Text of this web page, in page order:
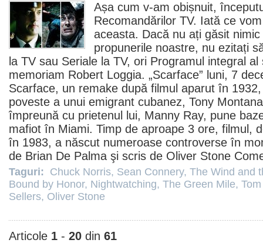
Așa cum v-am obișnuit,
Recomandărilor TV. Iată ce
aceasta. Dacă nu ați găsit
propunerile noastre, nu ezitați
la TV sau Seriale la TV, ori Programul integral al
memoriam Robert Loggia. „Scarface” luni, 7
Scarface, un remake după filmul aparut în
poveste a unui emigrant cubanez, Tony
împreună cu prietenul lui, Manny Ray, pune
mafiot în Miami. Timp de aproape 3 ore, filmul ,
în 1983, a născut numeroase controverse în
de Brian De Palma şi scris de Oliver Stone
Taguri: Chuck Norris, Sean Connery, The Wind and
Bound by Honor, Nightwatching, The Green Mile,
Sellers, Oliver Stone
Articole 1 - 20 din 61